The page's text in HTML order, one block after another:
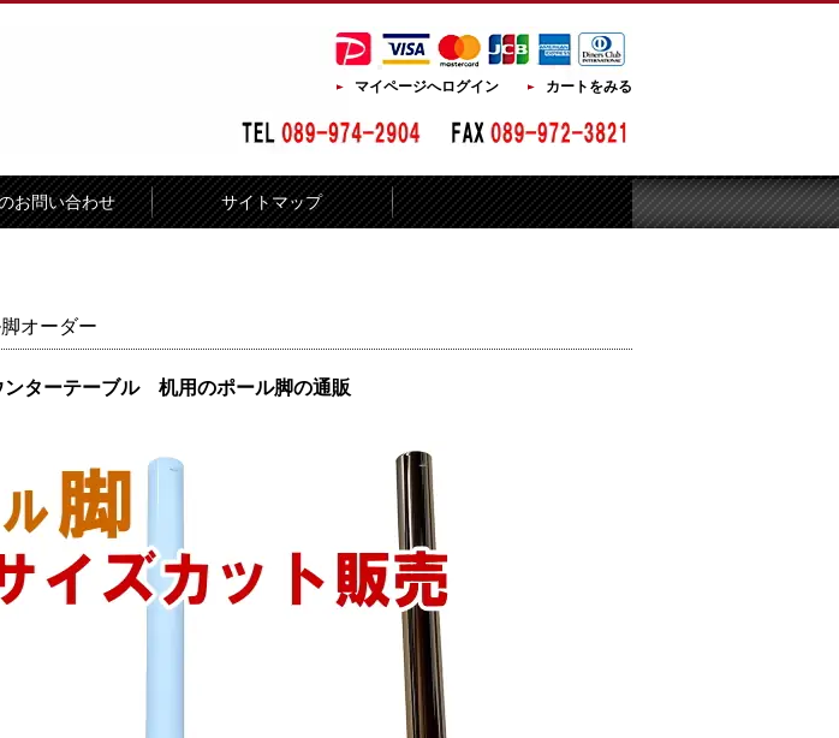
マイページへログイン カートをみる
お問い合わせ サイトマップ
オーダー
ターテーブル 机用のポール脚の通販